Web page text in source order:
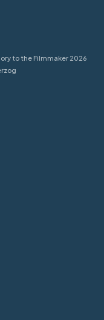
to the Filmmaker 2026